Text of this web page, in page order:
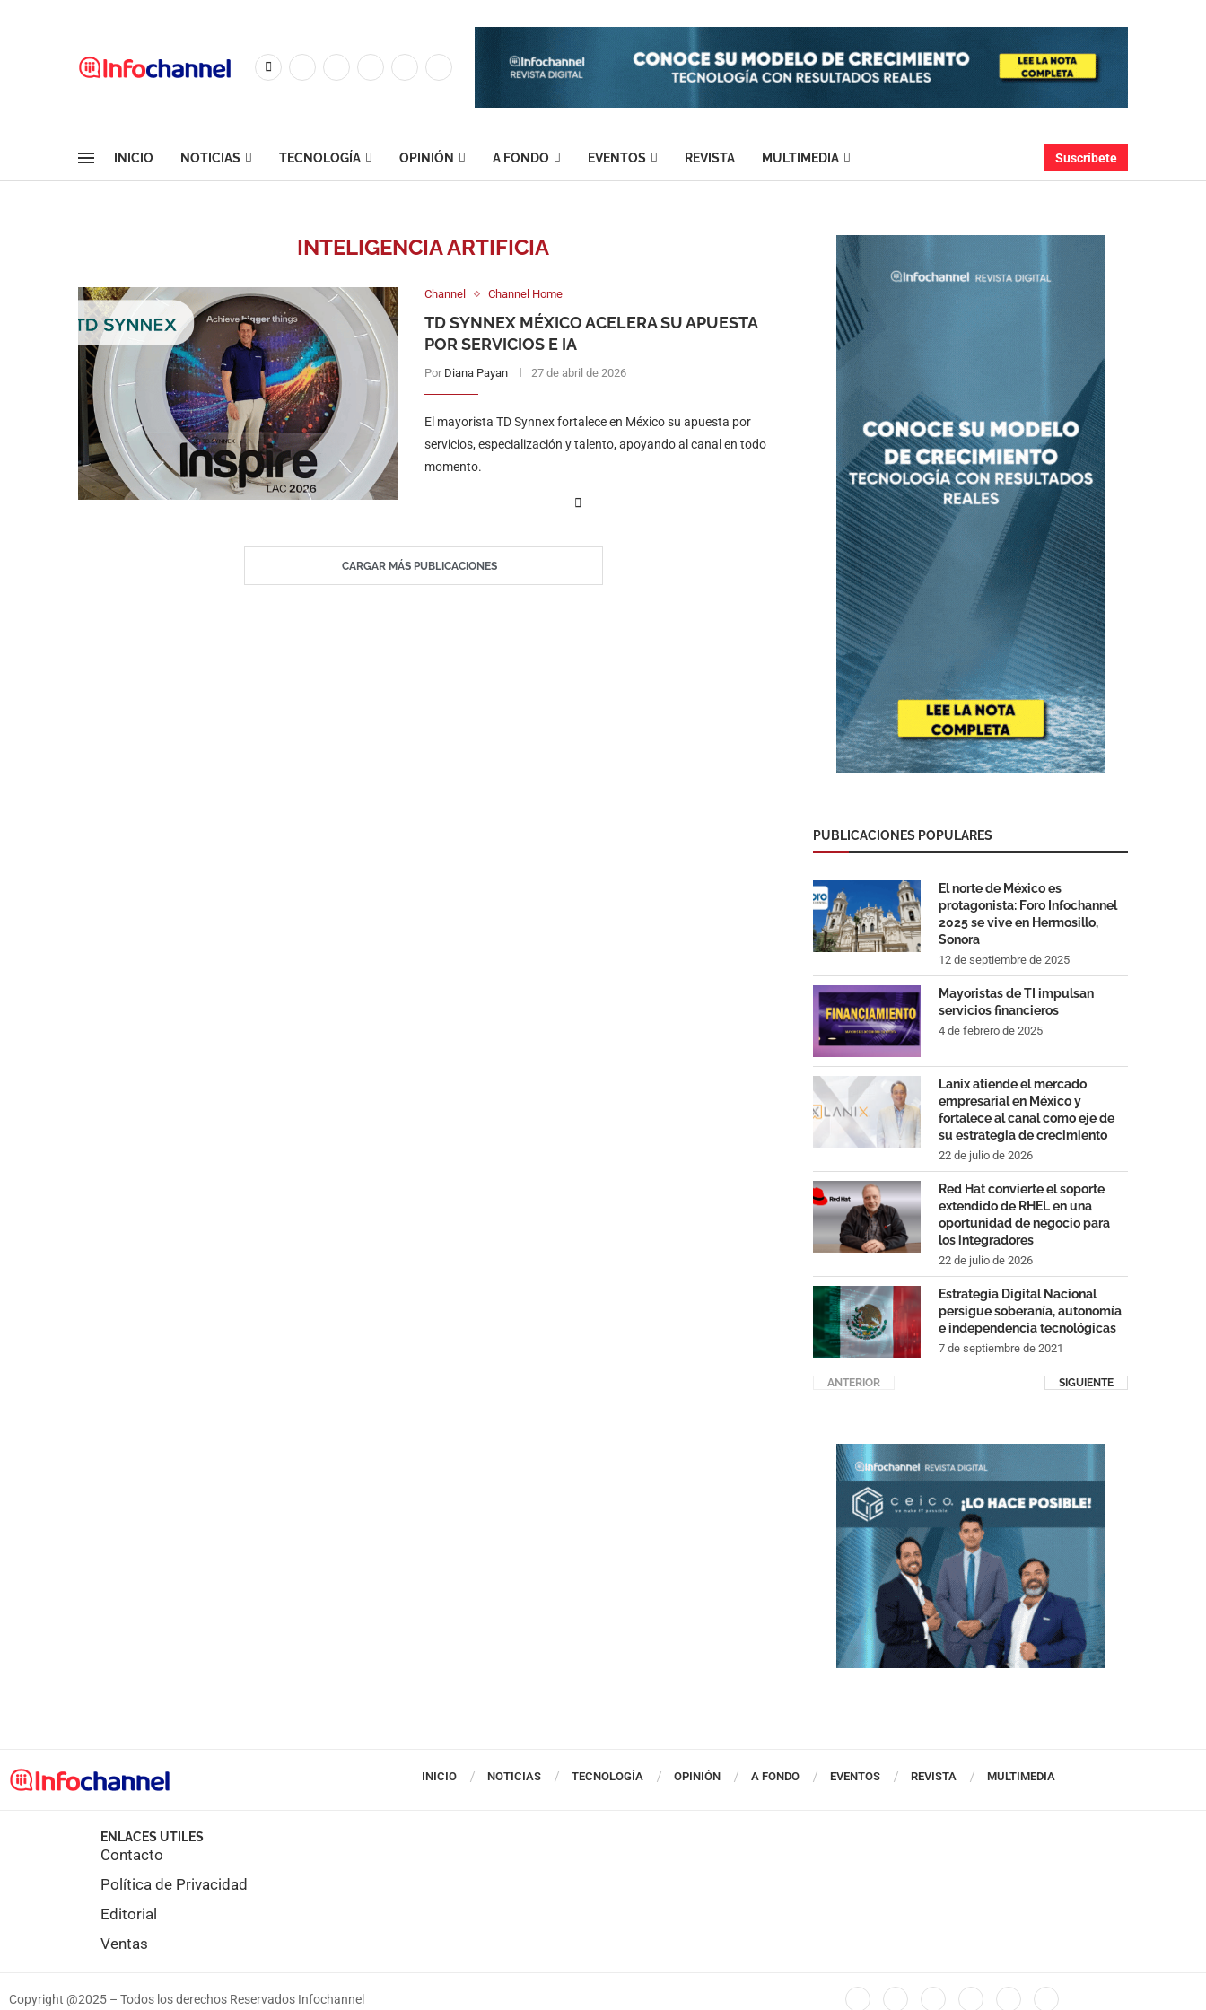
INICIO NOTICIAS TECNOLOGÍA OPINIÓN A FONDO EVENTOS REVISTA MULTIMEDIA Suscríbete
INTELIGENCIA ARTIFICIA
Channel Channel Home
TD SYNNEX MÉXICO ACELERA SU APUESTA
POR SERVICIOS E IA
Por Diana Payan 27 de abril de 2026
El mayorista TD Synnex fortalece en México su apuesta por
servicios, especialización y talento, apoyando al canal en todo
momento.
CARGAR MÁS PUBLICACIONES
PUBLICACIONES POPULARES
El norte de México es
protagonista: Foro Infochannel
2025 se vive en Hermosillo,
Sonora
12 de septiembre de 2025
Mayoristas de TI impulsan
servicios financieros
4 de febrero de 2025
Lanix atiende el mercado
empresarial en México y
fortalece al canal como eje de
su estrategia de crecimiento
22 de julio de 2026
Red Hat convierte el soporte
extendido de RHEL en una
oportunidad de negocio para
los integradores
22 de julio de 2026
Estrategia Digital Nacional
persigue soberanía, autonomía
e independencia tecnológicas
7 de septiembre de 2021
ANTERIOR SIGUIENTE
INICIO NOTICIAS TECNOLOGÍA OPINIÓN A FONDO EVENTOS REVISTA MULTIMEDIA
ENLACES UTILES
Contacto
Política de Privacidad
Editorial
Ventas
Copyright @2025 – Todos los derechos Reservados Infochannel